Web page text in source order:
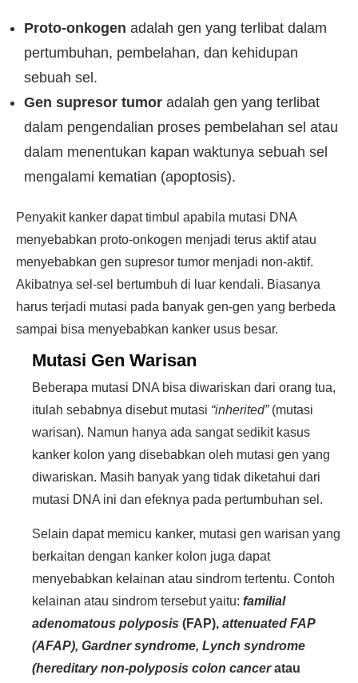
Proto-onkogen adalah gen yang terlibat dalam
pertumbuhan, pembelahan, dan kehidupan
sebuah sel.
Gen supresor tumor adalah gen yang terlibat
dalam pengendalian proses pembelahan sel atau
dalam menentukan kapan waktunya sebuah sel
mengalami kematian (apoptosis).
Penyakit kanker dapat timbul apabila mutasi DNA
menyebabkan proto-onkogen menjadi terus aktif atau
menyebabkan gen supresor tumor menjadi non-aktif.
Akibatnya sel-sel bertumbuh di luar kendali. Biasanya
harus terjadi mutasi pada banyak gen-gen yang berbeda
sampai bisa menyebabkan kanker usus besar.
Mutasi Gen Warisan
Beberapa mutasi DNA bisa diwariskan dari orang tua,
itulah sebabnya disebut mutasi “inherited” (mutasi
warisan). Namun hanya ada sangat sedikit kasus
kanker kolon yang disebabkan oleh mutasi gen yang
diwariskan. Masih banyak yang tidak diketahui dari
mutasi DNA ini dan efeknya pada pertumbuhan sel.
Selain dapat memicu kanker, mutasi gen warisan yang
berkaitan dengan kanker kolon juga dapat
menyebabkan kelainan atau sindrom tertentu. Contoh
kelainan atau sindrom tersebut yaitu: familial
adenomatous polyposis (FAP), attenuated FAP
(AFAP), Gardner syndrome, Lynch syndrome
(hereditary non-polyposis colon canceratau